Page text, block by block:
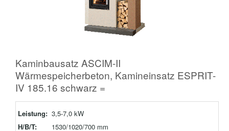
Kaminbausatz ASCIM-II
Wärmespeicherbeton, Kamineinsatz ESPRIT-
IV 185.16 schwarz =
Leistung: 3,5-7,0 kW
H/B/T:
1530/1020/700 mm